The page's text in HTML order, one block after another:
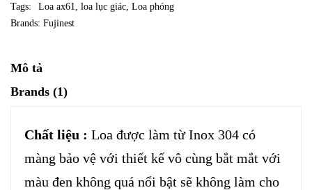
Tags:
Loa ax61 loa lục giác Loa phóng
Brands: Fujinest
Mô tả
Brands (1)
Chất liệu : Loa được làm từ Inox 304 có
màng bảo vệ với thiết kế vô cùng bắt mắt với
màu đen không quá nổi bật sẽ không làm cho